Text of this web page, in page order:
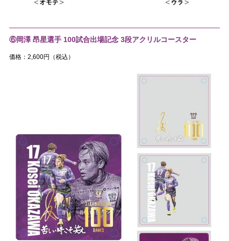
⑥岡澤 昂星選手 100試合出場記念 3段アクリルコースター
価格：2,600円（税込）